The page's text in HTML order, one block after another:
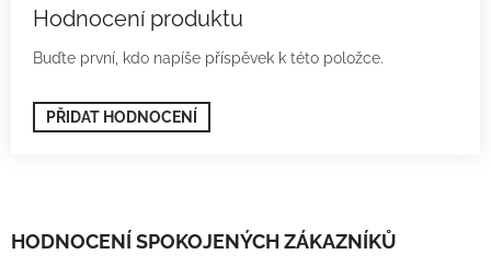
Hodnocení produktu
Buďte první, kdo napíše příspěvek k této položce.
PŘIDAT HODNOCENÍ
HODNOCENÍ SPOKOJENÝCH ZÁKAZNÍKŮ